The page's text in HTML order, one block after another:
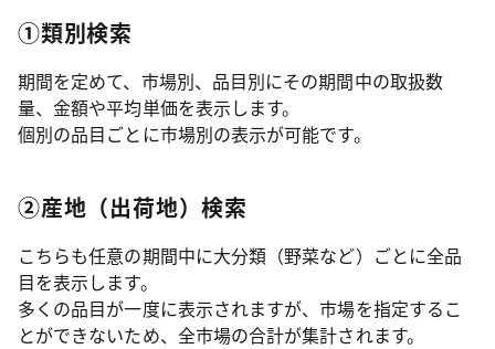
①類別検索
期間を定めて、市場別、品目別にその期間中の取扱数
量、金額や平均単価を表示します。
個別の品目ごとに市場別の表示が可能です。
②産地（出荷地）検索
こちらも任意の期間中に大分類（野菜など）ごとに全品
目を表示します。
多くの品目が一度に表示されますが、市場を指定するこ
とができないため、全市場の合計が集計されます。